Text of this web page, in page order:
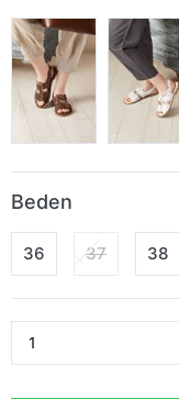
Beden
36 37 38